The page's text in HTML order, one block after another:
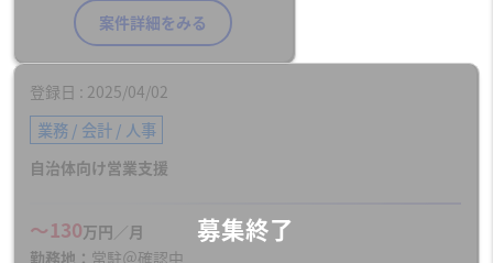
案件詳細をみる
登録日 2025/04/02
業務 / 会計 / 人事
自治体向け営業支援
〜130万円／月
勤務地
常駐＠確認中